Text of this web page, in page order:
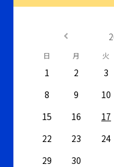
日 月 火
1 2 3
8
9 10
15
16 17
22
23 24
29
30